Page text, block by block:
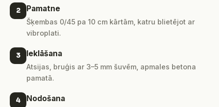
2 Pamatne
Šķembas 0/45 pa 10 cm kārtām, katru blietējot ar
vibroplati.
3 Ieklāšana
Atsijas, bruģis ar 3–5 mm šuvēm, apmales betona
pamatā.
4 Nodošana